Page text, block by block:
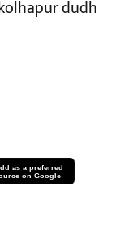
dudh
as a preferred
on Google